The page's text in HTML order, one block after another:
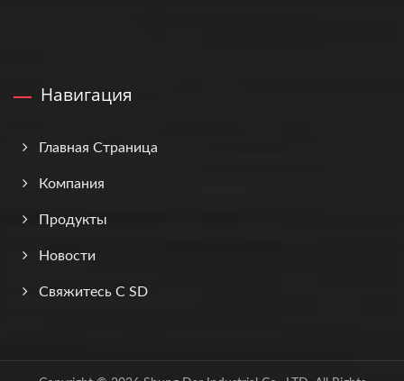
Навигация
Главная Страница
Компания
Продукты
Новости
Свяжитесь С SD